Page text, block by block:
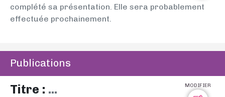
complété sa présentation. Elle sera probablement
effectuée prochainement.
Publications
MODIFIER
Titre : ...